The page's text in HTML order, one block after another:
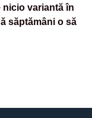
nicio variantă în
săptămâni o să